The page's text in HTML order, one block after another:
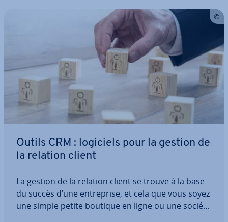
Outils CRM : logiciels pour la gestion de
la relation client
La gestion de la relation client se trouve à la base
du succès d’une en­tre­prise, et cela que vous soyez
une simple petite boutique en ligne ou une société